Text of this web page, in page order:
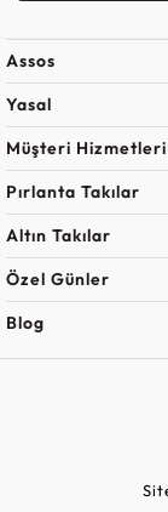
Assos
Yasal
Müşteri Hizmetleri
Pırlanta Takılar
Altın Takılar
Özel Günler
Blog